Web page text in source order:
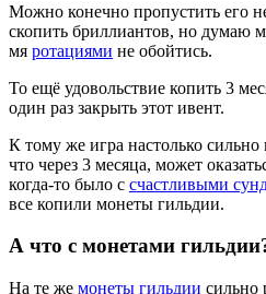
Можно конечно пропустить его
скопить бриллиантов, но думаю
мя ротациями не обойтись.
То ещё удовольствие копить 3
один раз закрыть этот ивент.
К тому же игра настолько
что через 3 месяца, может
когда-то было с счастливыми
все копили монеты гильдии.
А что с монетами
На те же монеты гильдии сильно